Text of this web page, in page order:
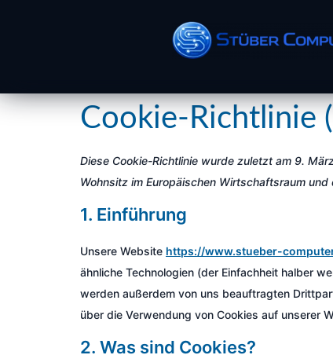
Cookie-Richtlinie
Diese Cookie-Richtlinie wurde zuletzt am 9.
Wohnsitz im Europäischen Wirtschaftsraum und
1. Einführung
Unsere Website https://www.stueber-
ähnliche Technologien (der Einfachheit halber
werden außerdem von uns beauftragten
über die Verwendung von Cookies auf unserer
2. Was sind Cookies?